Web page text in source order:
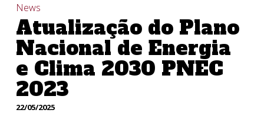
News
Atualização do Plano
Nacional de Energia
e Clima 2030 PNEC
2023
22/05/2025